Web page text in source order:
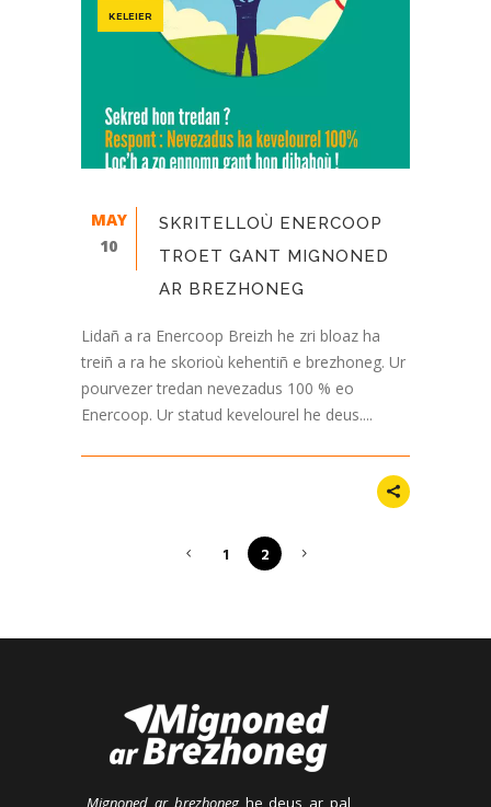
KELEIER
MAY
10
SKRITELLOÙ ENERCOOP
TROET GANT MIGNONED
AR BREZHONEG
Lidañ a ra Enercoop Breizh he zri bloaz ha
treiñ a ra he skorioù kehentiñ e brezhoneg. Ur
pourvezer tredan nevezadus 100 % eo
Enercoop. Ur statud kevelourel he deus....
1 2
Mignoned ar brezhoneghe deus ar pal